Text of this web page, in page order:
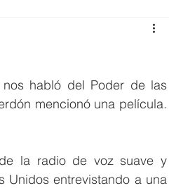
habló del Poder de las
la radio de voz suave y
Unidos entrevistando a una